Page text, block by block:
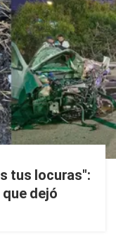
tus locuras":
dejó